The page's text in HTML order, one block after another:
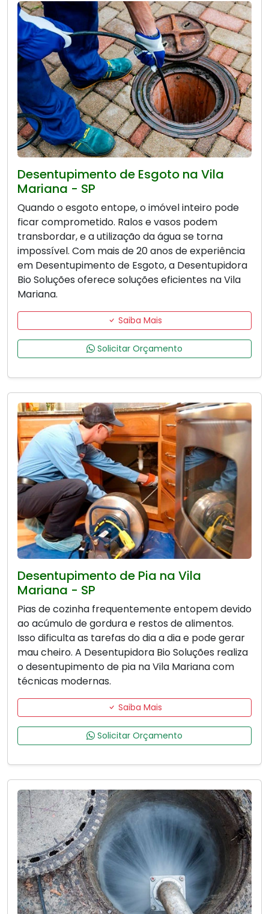
Desentupimento de Esgoto na Vila
Mariana - SP
Quando o esgoto entope, o imóvel inteiro pode
ficar comprometido. Ralos e vasos podem
transbordar, e a utilização da água se torna
impossível. Com mais de 20 anos de experiência
em Desentupimento de Esgoto, a Desentupidora
Bio Soluções oferece soluções eficientes na Vila
Mariana.
Saiba Mais
Solicitar Orçamento
Desentupimento de Pia na Vila
Mariana - SP
Pias de cozinha frequentemente entopem devido
ao acúmulo de gordura e restos de alimentos.
Isso dificulta as tarefas do dia a dia e pode gerar
mau cheiro. A Desentupidora Bio Soluções realiza
o desentupimento de pia na Vila Mariana com
técnicas modernas.
Saiba Mais
Solicitar Orçamento